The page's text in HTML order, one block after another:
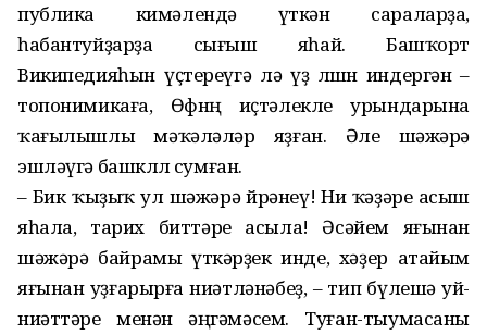
публика кимәлендә үткән сара­ларҙа,
һабантуйҙарҙа сығыш яһай. Башҡорт
Википедияһын үҫте­реүгә лә үҙ өлөшөн индергән –
топонимикаға, Өфөнөң иҫтәлекле урындарына
ҡағылышлы мәҡә­ләләр яҙған. Әле шәжәрә
эшләүгә башкөллө сумған.
– Бик ҡыҙыҡ ул шәжәрә өй­рәнеү! Ни ҡәҙәре асыш
яһала, тарих биттәре асыла! Әсәйем яғынан
шәжәрә байрамы үткәрҙек инде, хәҙер атайым
яғынан уҙғарырға ниәтләнәбеҙ, – тип бүлешә уй-
ниәттәре менән әңгәмәсем. Туған-тыумасаны